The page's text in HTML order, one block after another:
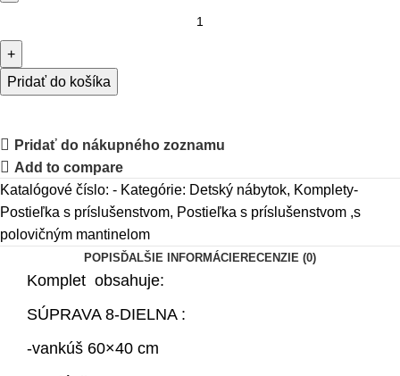
Pridať do košíka
Pridať do nákupného zoznamu
Add to compare
Katalógové číslo: - Kategórie: Detský nábytok, Komplety-
Postieľka s príslušenstvom, Postieľka s príslušenstvom ,s
polovičným mantinelom
POPIS ĎALŠIE INFORMÁCIERECENZIE (0)
Komplet obsahuje:
SÚPRAVA 8-DIELNA :
-vankúš 60×40 cm